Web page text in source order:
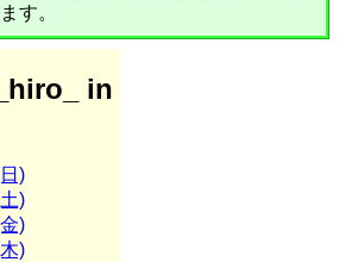
す。
in
)
)
)
)